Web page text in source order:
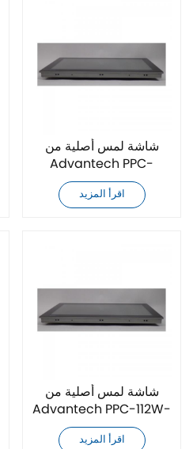
شاشة لمس أصلية من
Advantech PPC-
3181SW-P63B
اقرأ المزيد
شاشة لمس أصلية من
Advantech PPC-112W-
PK91A
اقرأ المزيد